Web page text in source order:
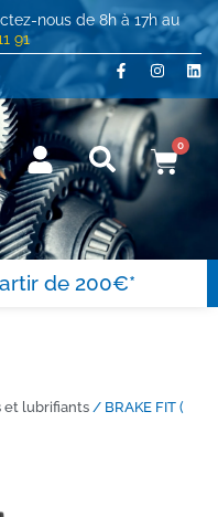
nous de 8h à 17h au
91
0
de 200€*
et lubrifiants / BRAKE FIT (